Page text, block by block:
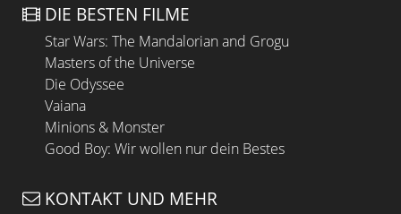
DIE BESTEN FILME
Star Wars: The Mandalorian and Grogu
Masters of the Universe
Die Odyssee
Vaiana
Minions & Monster
Good Boy: Wir wollen nur dein Bestes
KONTAKT UND MEHR